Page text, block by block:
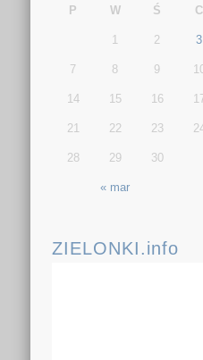
P
W Ś C
« mar
1 2 3
7 8 9
14 15 16
21 22 23
28 29 30
ZIELONKI.info